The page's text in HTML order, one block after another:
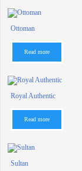
Ottoman
Read more
Royal Authentic
Read more
Sultan